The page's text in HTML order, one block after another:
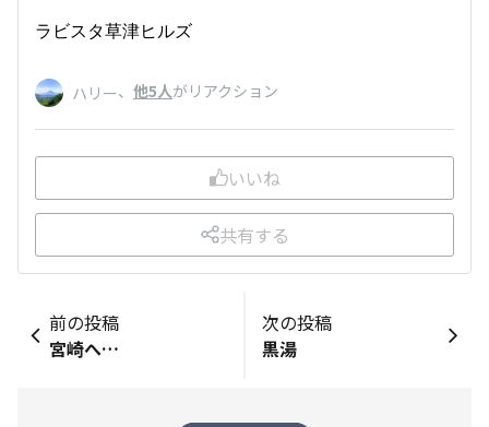
ラビスタ草津ヒルズ
ハリー、 他5人がリアクション
いいね
共有する
前の投稿
宮崎へ…
次の投稿
黒湯